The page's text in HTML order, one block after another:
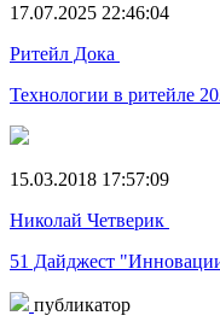
17.07.2025 22:46:04
Ритейл Дока
Технологии в ритейле
15.03.2018 17:57:09
Николай Четверик
51 Дайджест
публикатор